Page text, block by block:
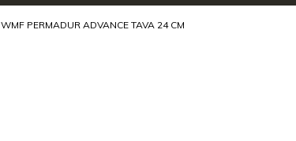
WMF PERMADUR ADVANCE TAVA 24 CM